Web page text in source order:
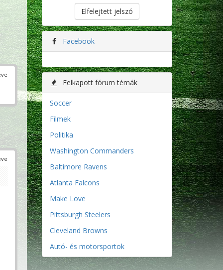
Elfelejtett jelszó
Facebook
Felkapott fórum témák
Soccer
Filmek
Politika
Washington Commanders
Baltimore Ravens
Atlanta Falcons
Make Love
Pittsburgh Steelers
Cleveland Browns
Autó- és motorsportok